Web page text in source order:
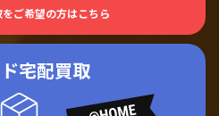
ご希望の方はこちら
宅配買取